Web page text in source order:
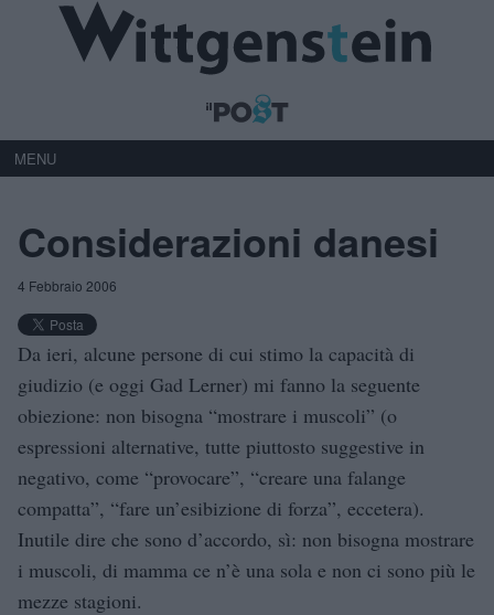
MENU
Considerazioni danesi
4 Febbraio 2006
Da ieri, alcune persone di cui stimo la capacità di
giudizio (e oggi Gad Lerner) mi fanno la seguente
obiezione: non bisogna “mostrare i muscoli” (o
espressioni alternative, tutte piuttosto suggestive in
negativo, come “provocare”, “creare una falange
compatta”, “fare un’esibizione di forza”, eccetera).
Inutile dire che sono d’accordo, sì: non bisogna mostrare
i muscoli, di mamma ce n’è una sola e non ci sono più le
mezze stagioni.